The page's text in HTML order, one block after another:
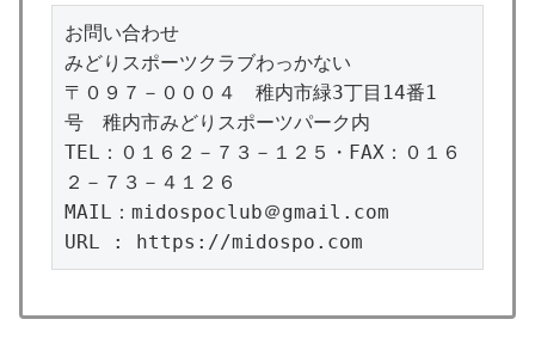
お問い合わせ
みどりスポーツクラブわっかない
〒０９７－０００４　稚内市緑3丁目14番1
号　稚内市みどりスポーツパーク内
TEL：０１６２－７３－１２５・FAX：０１６
２－７３－４１２６
MAIL：midospoclub＠gmail.com
URL : https://midospo.com